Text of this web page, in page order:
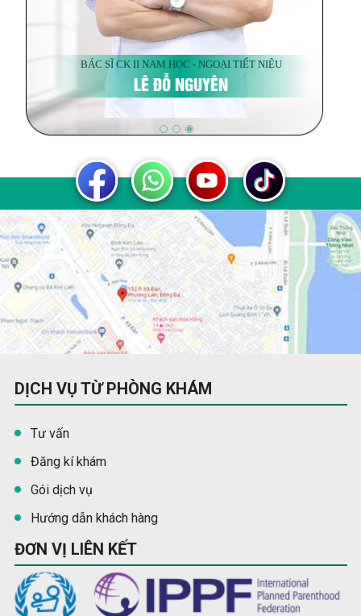
BÁC SĨ CK II NAM HỌC - NGOẠI TIẾT NIỆU
LÊ ĐỖ NGUYÊN
DỊCH VỤ TỪ PHÒNG KHÁM
Tư vấn
Đăng kí khám
Gói dịch vụ
Hướng dẫn khách hàng
ĐƠN VỊ LIÊN KẾT